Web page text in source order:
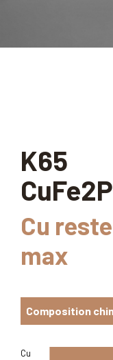
K65
CuFe2P
Cu
max
Composition
Cu